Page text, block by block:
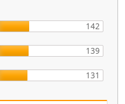
142
139
131